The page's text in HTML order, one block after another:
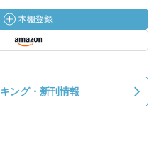
ング・新刊情報